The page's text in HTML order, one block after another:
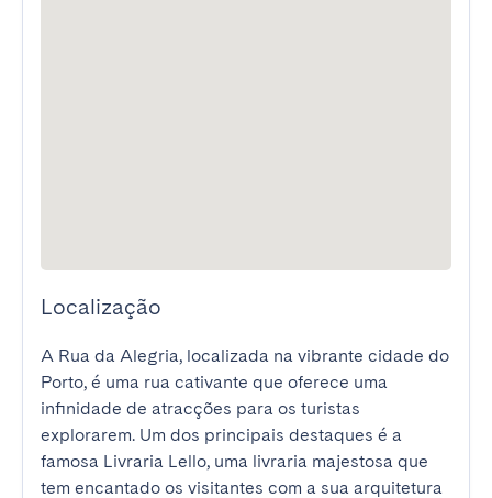
Localização
A Rua da Alegria, localizada na vibrante cidade do
Porto, é uma rua cativante que oferece uma
infinidade de atracções para os turistas
explorarem. Um dos principais destaques é a
famosa Livraria Lello, uma livraria majestosa que
tem encantado os visitantes com a sua arquitetura